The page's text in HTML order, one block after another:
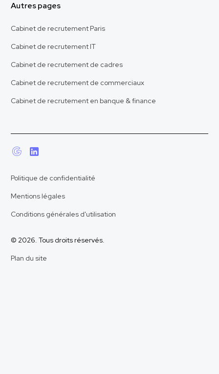
Autres pages
Cabinet de recrutement Paris
Cabinet de recrutement IT
Cabinet de recrutement de cadres
Cabinet de recrutement de commerciaux
Cabinet de recrutement en banque & finance
© 2026. Tous droits réservés.
Politique de confidentialité
Mentions légales
Conditions générales d'utilisation
Plan du site